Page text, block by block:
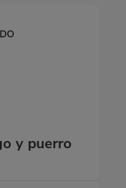
y puerro